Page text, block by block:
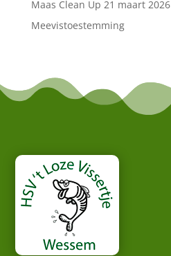
Maas Clean Up 21 maart 2026
Meevistoestemming